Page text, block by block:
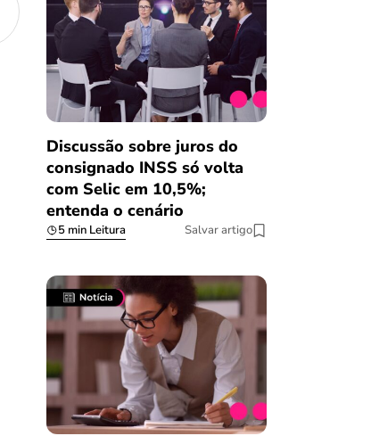
Discussão sobre juros do
consignado INSS só volta
com Selic em 10,5%;
entenda o cenário
5 min Leitura Salvar artigo